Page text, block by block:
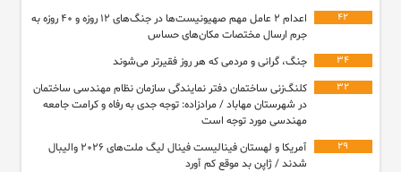
۴۲
اعدام ۲ عامل مهم صهیونیست‌ها در جنگ‌های ۱۲ روزه و ۴۰ روزه به
جرم ارسال مختصات مکان‌های حساس
۳۴ جنگ، گرانی و مردمی که هر روز فقیرتر می‌شوند
۳۲
کلنگ‌زنی ساختمان دفتر نمایندگی سازمان نظام مهندسی ساختمان
در شهرستان مهاباد / مرادزاده: توجه جدی به رفاه و کرامت جامعه
مهندسی مورد توجه است
۲۹
آمریکا و لهستان فینالیست فینال لیگ ملت‌های ۲۰۲۶ والیبال
شدند / ژاپن بد موقع کم آورد